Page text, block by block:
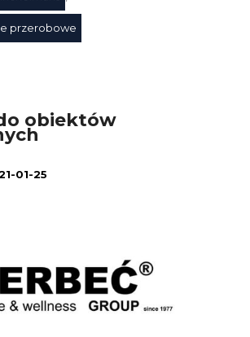
przerobowe
obiektów
01-25